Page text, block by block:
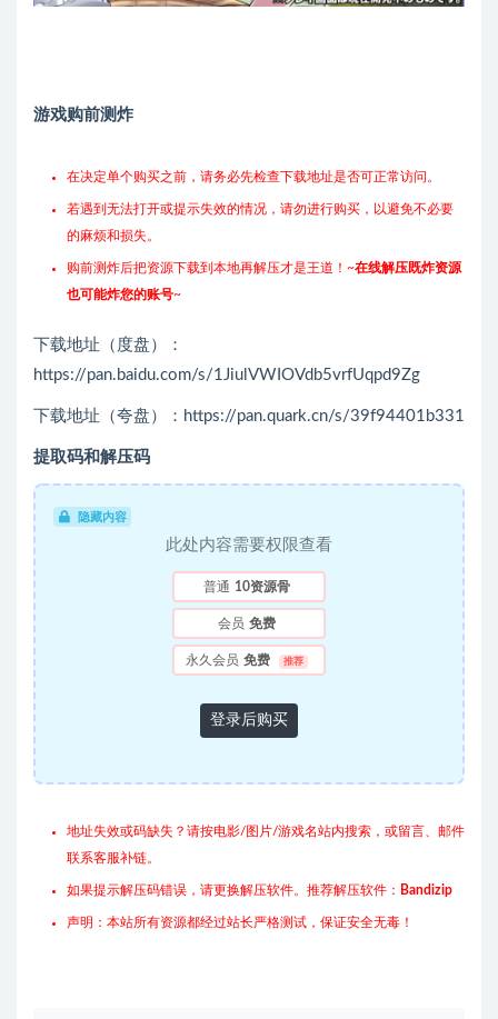
游戏购前测炸
在决定单个购买之前，请务必先检查下载地址是否可正常访问。
若遇到无法打开或提示失效的情况，请勿进行购买，以避免不必要
的麻烦和损失。
购前测炸后把资源下载到本地再解压才是王道！~在线解压既炸资源
也可能炸您的账号~
下载地址（度盘）：
https://pan.baidu.com/s/1JiulVWIOVdb5vrfUqpd9Zg
下载地址（夸盘）：https://pan.quark.cn/s/39f94401b331
提取码和解压码
隐藏内容
此处内容需要权限查看
普通 10资源骨
会员 免费
永久会员 免费 推荐
登录后购买
地址失效或码缺失？请按电影/图片/游戏名站内搜索，或留言、邮件
联系客服补链。
如果提示解压码错误，请更换解压软件。推荐解压软件： Bandizip
声明：本站所有资源都经过站长严格测试，保证安全无毒！